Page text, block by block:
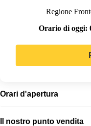
Regione
Orario di oggi:
Orari d'apertura
Il nostro punto vendita